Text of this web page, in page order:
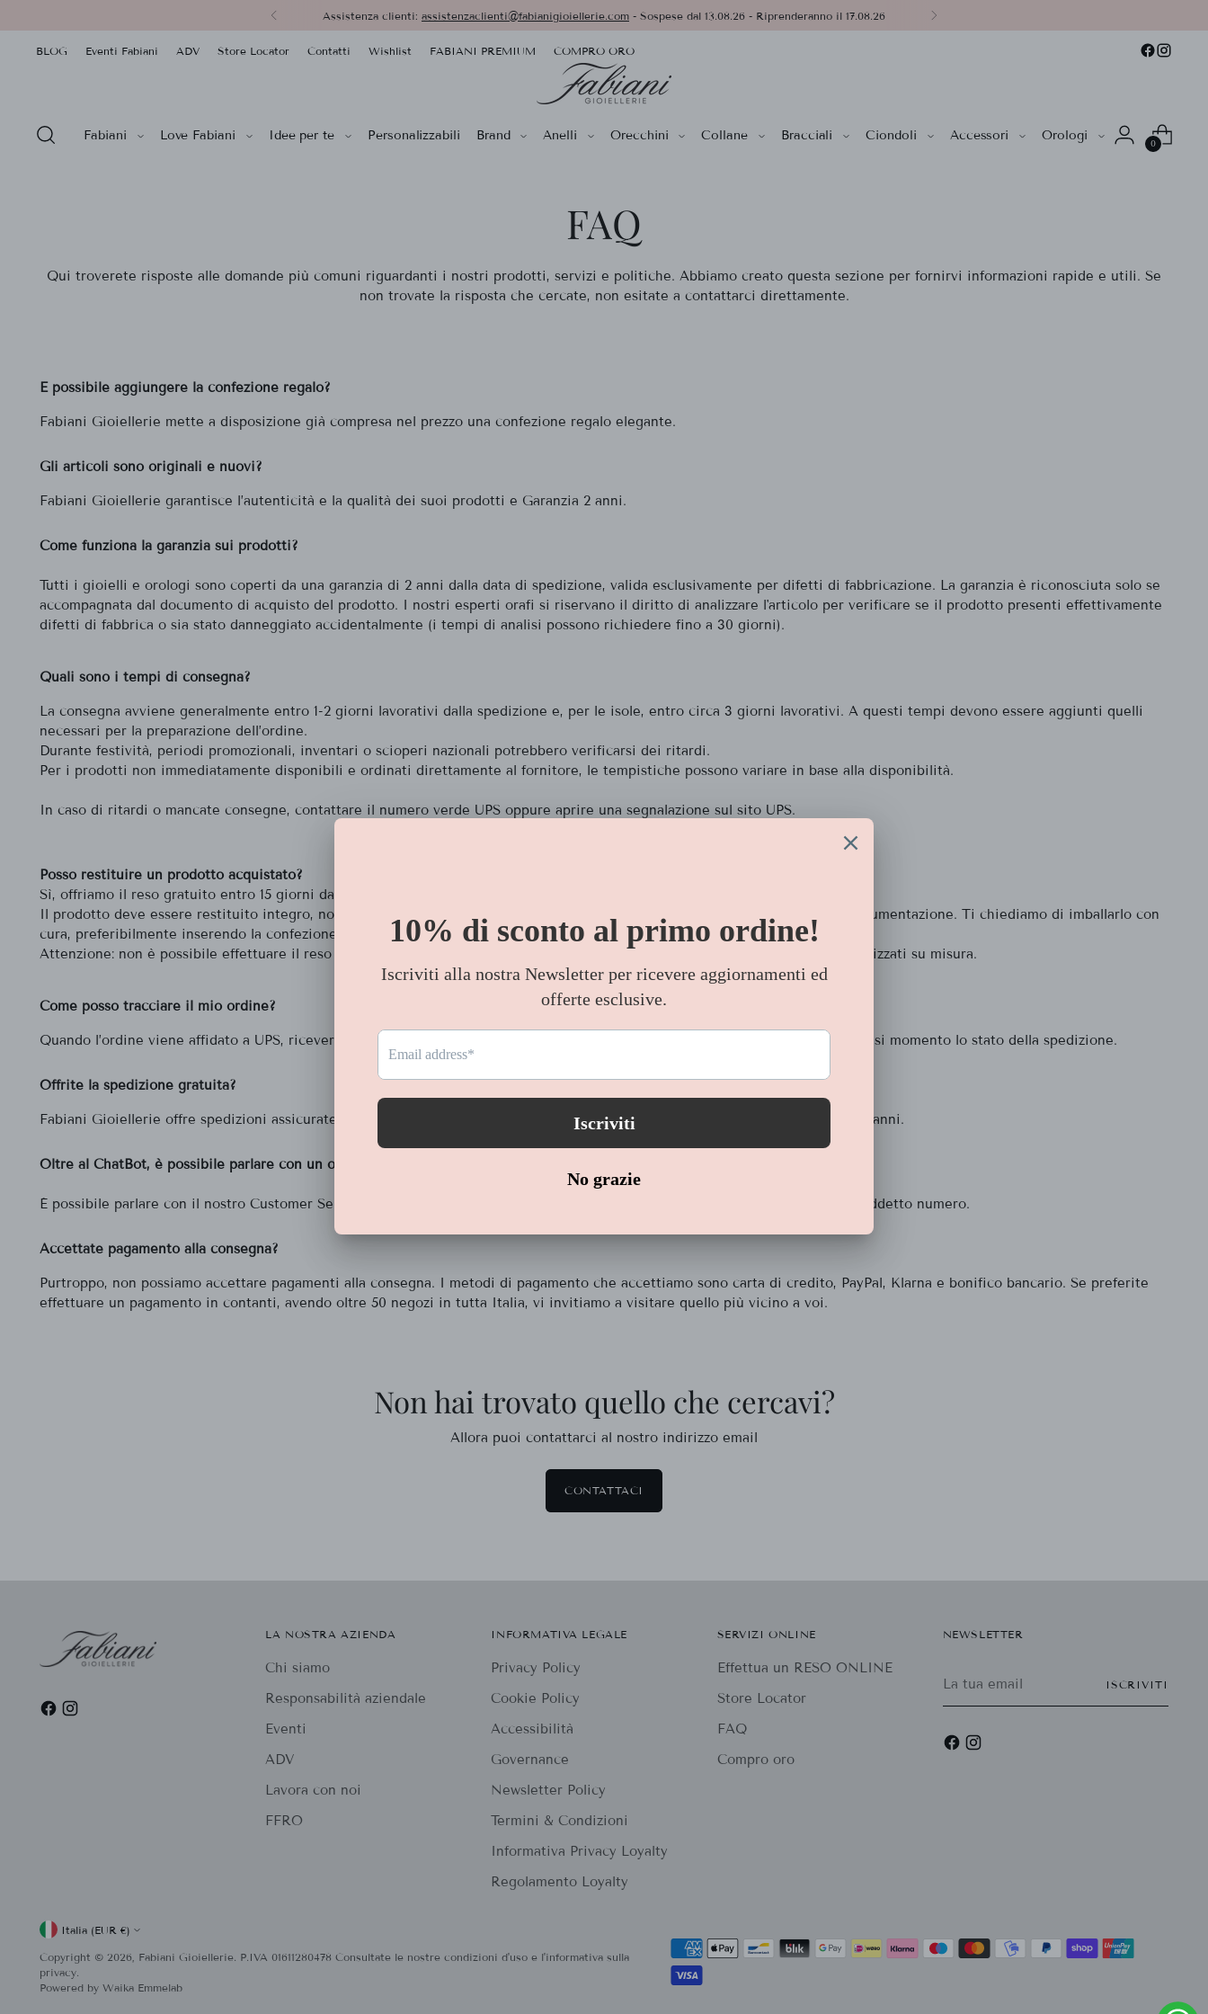
Assistenza clienti: assistenzaclienti@fabianigioiellerie.com - Sospese dal 13.08.26 - Riprenderanno il 17.08.26
BLOG Eventi Fabiani ADV Store Locator Contatti Wishlist FABIANI PREMIUM COMPRO ORO
Fabiani Love Fabiani Idee per te Personalizzabili Brand Anelli Orecchini Collane Bracciali Ciondoli Accessori Orologi
0
FAQ
Qui troverete risposte alle domande più comuni riguardanti i nostri prodotti, servizi e politiche. Abbiamo creato questa sezione per fornirvi informazioni rapide e utili. Se
non trovate la risposta che cercate, non esitate a contattarci direttamente.
È possibile aggiungere la confezione regalo?
Fabiani Gioiellerie mette a disposizione già compresa nel prezzo una confezione regalo elegante.
Gli articoli sono originali e nuovi?
Fabiani Gioiellerie garantisce l’autenticità e la qualità dei suoi prodotti e Garanzia 2 anni.
Come funziona la garanzia sui prodotti?
Tutti i gioielli e orologi sono coperti da una garanzia di 2 anni dalla data di spedizione, valida esclusivamente per difetti di fabbricazione. La garanzia è riconosciuta solo se
accompagnata dal documento di acquisto del prodotto. I nostri esperti orafi si riservano il diritto di analizzare l'articolo per verificare se il prodotto presenti effettivamente
difetti di fabbrica o sia stato danneggiato accidentalmente (i tempi di analisi possono richiedere fino a 30 giorni).
Quali sono i tempi di consegna?
La consegna avviene generalmente entro 1-2 giorni lavorativi dalla spedizione e, per le isole, entro circa 3 giorni lavorativi. A questi tempi devono essere aggiunti quelli
necessari per la preparazione dell’ordine.
Durante festività, periodi promozionali, inventari o scioperi nazionali potrebbero verificarsi dei ritardi.
Per i prodotti non immediatamente disponibili e ordinati direttamente al fornitore, le tempistiche possono variare in base alla disponibilità.
In caso di ritardi o mancate consegne, contattare il numero verde UPS oppure aprire una segnalazione sul sito UPS.
Posso restituire un prodotto acquistato?
Sì, offriamo il reso gratuito entro 15 giorni dalla data di consegna.
Il prodotto deve essere restituito integro, non utilizzato e nella confezione originale, completa di tutti gli accessori e della documentazione. Ti chiediamo di imballarlo con
cura, preferibilmente inserendo la confezione originale in un pacco esterno, per evitare danni durante il trasporto.
Attenzione: non è possibile effettuare il reso per articoli personalizzati o modificati secondo indicazioni del cliente, poiché realizzati su misura.
Come posso tracciare il mio ordine?
Quando l’ordine viene affidato a UPS, riceverai via email il codice di tracciamento. Cliccando sul link potrai verificare in qualsiasi momento lo stato della spedizione.
Offrite la spedizione gratuita?
Fabiani Gioiellerie offre spedizioni assicurate e gratuite per ordini a partire da 39€, Reso Gratuito entro 15 giorni e Garanzia 2 anni.
Oltre al ChatBot, è possibile parlare con un operatore?
È possibile parlare con il nostro Customer Service chiamando il numero al suddetto numero.
Accettate pagamento alla consegna?
Purtroppo, non possiamo accettare pagamenti alla consegna. I metodi di pagamento che accettiamo sono carta di credito, PayPal, Klarna e bonifico bancario. Se preferite
effettuare un pagamento in contanti, avendo oltre 50 negozi in tutta Italia, vi invitiamo a visitare quello più vicino a voi.
Non hai trovato quello che cercavi?
Allora puoi contattarci al nostro indirizzo email
CONTATTACI
LA NOSTRA AZIENDA
Chi siamo
Responsabilità aziendale
Eventi
ADV
Lavora con noi
FFRO
INFORMATIVA LEGALE
Privacy Policy
Cookie Policy
Accessibilità
Governance
Newsletter Policy
Termini & Condizioni
Informativa Privacy Loyalty
Regolamento Loyalty
SERVIZI ONLINE
Effettua un RESO ONLINE
Store Locator
FAQ
Compro oro
NEWSLETTER
tua
email
ISCRIVITI
Valuta Italia (EUR €)
Copyright © 2026, Fabiani Gioiellerie. P.IVA 01611280478 Consultate le nostre condizioni d'uso e l'informativa sulla
privacy.
Powered byWaika Emmelab